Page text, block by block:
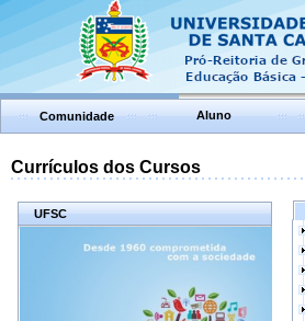
Comunidade Aluno
Currículos dos Cursos
UFSC